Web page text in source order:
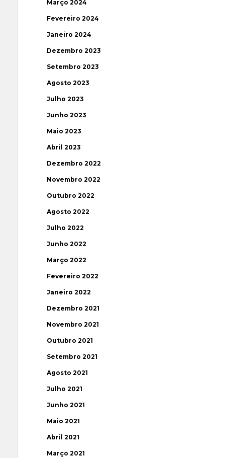
Março 2024
Fevereiro 2024
Janeiro 2024
Dezembro 2023
Setembro 2023
Agosto 2023
Julho 2023
Junho 2023
Maio 2023
Abril 2023
Dezembro 2022
Novembro 2022
Outubro 2022
Agosto 2022
Julho 2022
Junho 2022
Março 2022
Fevereiro 2022
Janeiro 2022
Dezembro 2021
Novembro 2021
Outubro 2021
Setembro 2021
Agosto 2021
Julho 2021
Junho 2021
Maio 2021
Abril 2021
Março 2021